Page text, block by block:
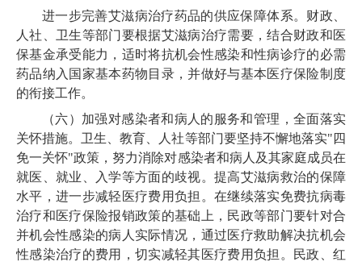
进一步完善艾滋病治疗药品的供应保障体系。财政、
人社、卫生等部门要根据艾滋病治疗需要，结合财政和医
保基金承受能力，适时将抗机会性感染和性病诊疗的必需
药品纳入国家基本药物目录，并做好与基本医疗保险制度
的衔接工作。
（六）加强对感染者和病人的服务和管理，全面落实
关怀措施。卫生、教育、人社等部门要坚持不懈地落实"四
免一关怀"政策，努力消除对感染者和病人及其家庭成员在
就医、就业、入学等方面的歧视。提高艾滋病救治的保障
水平，进一步减轻医疗费用负担。在继续落实免费抗病毒
治疗和医疗保险报销政策的基础上，民政等部门要针对合
并机会性感染的病人实际情况，通过医疗救助解决抗机会
性感染治疗的费用，切实减轻其医疗费用负担。民政、红